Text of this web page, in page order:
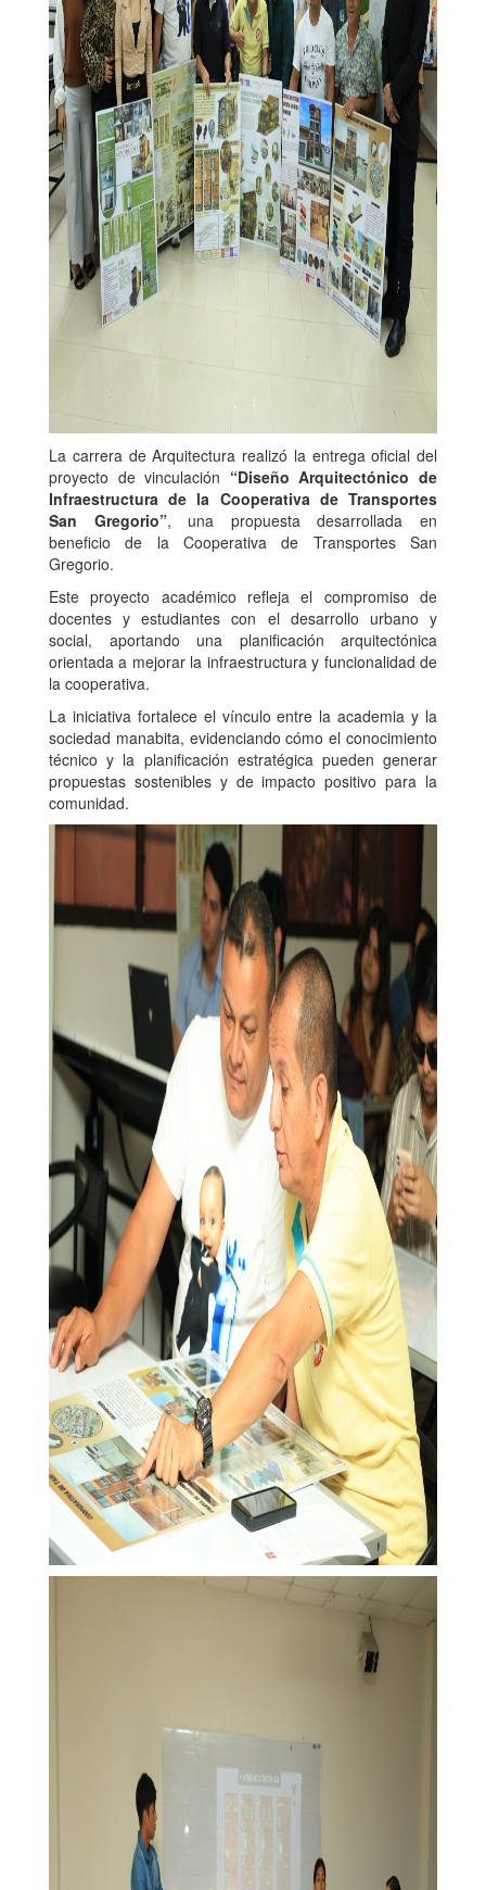
La carrera de Arquitectura realizó la entrega oficial del
proyecto de vinculación “Diseño Arquitectónico de
Infraestructura de la Cooperativa de Transportes
San Gregorio”, una propuesta desarrollada en
beneficio de la Cooperativa de Transportes San
Gregorio.
Este proyecto académico refleja el compromiso de
docentes y estudiantes con el desarrollo urbano y
social, aportando una planificación arquitectónica
orientada a mejorar la infraestructura y funcionalidad de
la cooperativa.
La iniciativa fortalece el vínculo entre la academia y la
sociedad manabita, evidenciando cómo el conocimiento
técnico y la planificación estratégica pueden generar
propuestas sostenibles y de impacto positivo para la
comunidad.